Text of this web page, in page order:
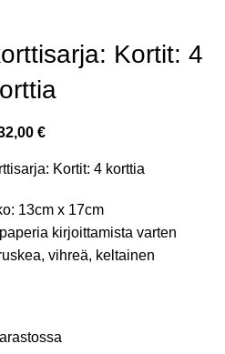
Kortit: 4
€
Kortit: 4 korttia
13cm x 17cm
kirjoittamista varten
vihreä, keltainen